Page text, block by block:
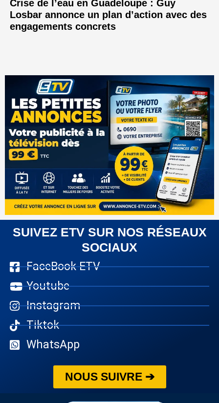
Crise de l’eau en Guadeloupe : Guy
Losbar annonce un plan d’action avec des
engagements concrets
SUIVEZ ETV SUR NOS RÉSEAUX
SOCIAUX
FaceBook ETV
Youtube
Instagram
Tiktok
WhatsApp
NOUS SUIVRE ➔